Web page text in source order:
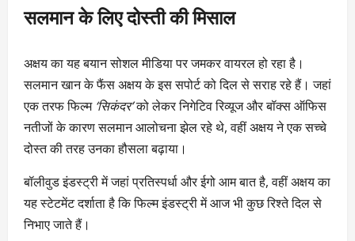
सलमान के लिए दोस्ती की मिसाल
अक्षय का यह बयान सोशल मीडिया पर जमकर वायरल हो रहा है।
सलमान खान के फैंस अक्षय के इस सपोर्ट को दिल से सराह रहे हैं। जहां
एक तरफ फिल्म ‘सिकंदर’को लेकर निगेटिव रिव्यूज और बॉक्स ऑफिस
नतीजों के कारण सलमान आलोचना झेल रहे थे, वहीं अक्षय ने एक सच्चे
दोस्त की तरह उनका हौसला बढ़ाया।
बॉलीवुड इंडस्ट्री में जहां प्रतिस्पर्धा और ईगो आम बात है, वहीं अक्षय का
यह स्टेटमेंट दर्शाता है कि फिल्म इंडस्ट्री में आज भी कुछ रिश्ते दिल से
निभाए जाते हैं।